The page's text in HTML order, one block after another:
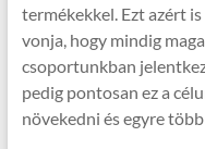
termékekkel. Ezt azért
vonja, hogy mindig
csoportunkban
pedig pontosan ez a
növekedni és egyre